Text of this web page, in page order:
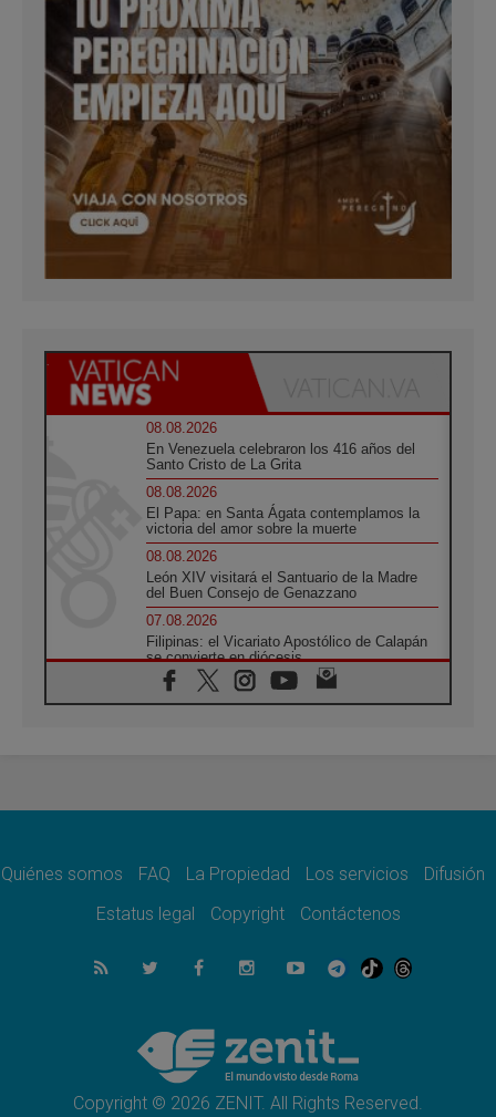
08.08.2026
En Venezuela celebraron los 416 años del
Santo Cristo de La Grita
08.08.2026
El Papa: en Santa Ágata contemplamos la
victoria del amor sobre la muerte
08.08.2026
León XIV visitará el Santuario de la Madre
del Buen Consejo de Genazzano
07.08.2026
Filipinas: el Vicariato Apostólico de Calapán
se convierte en diócesis
07.08.2026
Honduras: Los desplazados invisibles de una
07.08.2026
07.08.2026
revelación de Dios lo transfigura
Presentada la Trienal de Arte de las
Universidades Católicas: «Exercises in
Fortunatus Nwachukwu: la comunicación
como misión al servicio del Evangelio
Quiénes somos FAQ La Propiedad Los servicios
Difusión
Estatus legal
Copyright Contáctenos
Copyright © 2026 ZENIT. All Rights Reserved.